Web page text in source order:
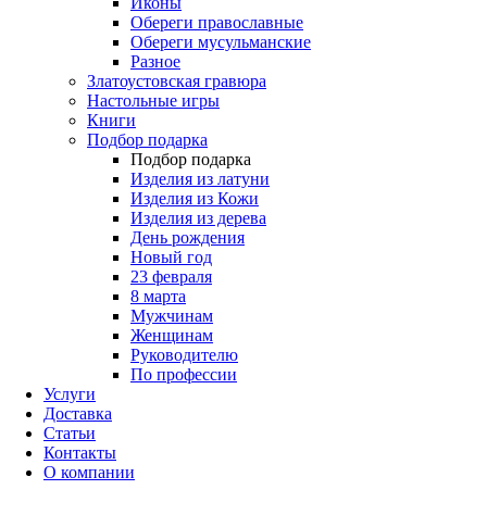
Обереги православные
Обереги мусульманские
Разное
Златоустовская гравюра
Настольные игры
Книги
Подбор подарка
Подбор подарка
Изделия из латуни
Изделия из Кожи
Изделия из дерева
День рождения
Новый год
23 февраля
8 марта
Мужчинам
Женщинам
Руководителю
По профессии
Услуги
Доставка
Статьи
Контакты
О компании